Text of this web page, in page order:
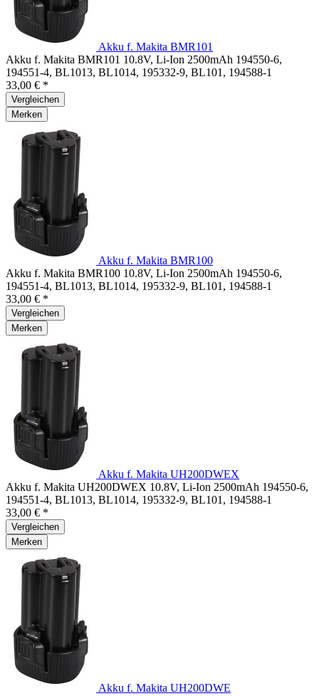
Akku f. Makita BMR101
Akku f. Makita BMR101 10.8V, Li-Ion 2500mAh 194550-6,
194551-4, BL1013, BL1014, 195332-9, BL101, 194588-1
33,00 € *
Vergleichen
Merken
Akku f. Makita BMR100
Akku f. Makita BMR100 10.8V, Li-Ion 2500mAh 194550-6,
194551-4, BL1013, BL1014, 195332-9, BL101, 194588-1
33,00 € *
Vergleichen
Merken
Akku f. Makita UH200DWEX
Akku f. Makita UH200DWEX 10.8V, Li-Ion 2500mAh 194550-6,
194551-4, BL1013, BL1014, 195332-9, BL101, 194588-1
33,00 € *
Vergleichen
Merken
Akku f. Makita UH200DWE